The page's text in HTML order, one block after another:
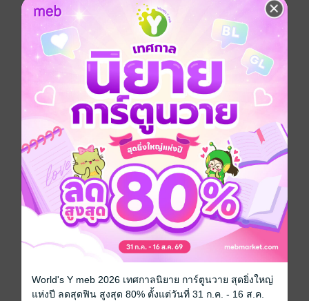
ทั้งชุด 7 เล่มจบ ซึ่งออกมาถึงเล่ม 6 แล้ว เล่มสุดท้ายจะตาม
มาในเวลาไม่นาน รอซื้อสะสมกันได้ครับ
ผู้กล้าแห่งอัสลัน – ตอนที่ 69
ผ่าพิภพไททัน – หยุดลง 1 ครั้งครับ
ยุ่งนักหนาเลขาพญายม – ตอนที่ 240
ล้างบางสัตว์อสูร – ตอนที่ 5
โคโนะโดริ หมอสองชีวิต – ตอนที่ 175, 176
“สูตรเด็ดครัวจอมโหด” – ตอนที่ 70, 71
เทวดาขาจร – หยุดลง 1 ครั้งครับ
จินมี่หมัดเหล็ก LEGENDS – หยุดลง 1 ครั้งครับ
Q.E.D.iff – หยุดลง 1 ครั้งครับ
ฝ่ายุคมฤตยู – หยุดลง 1 ครั้งครับ
ประเภทไฟล์ pdf
วันที่วางขาย 11 พฤศจิกายน 2562
ราคาปก 35 บาท
World's Y meb 2026 เทศกาลนิยาย การ์ตูนวาย สุดยิ่งใหญ่
แห่งปี ลดสุดฟิน สูงสุด 80% ตั้งแต่วันที่ 31 ก.ค. - 16 ส.ค.